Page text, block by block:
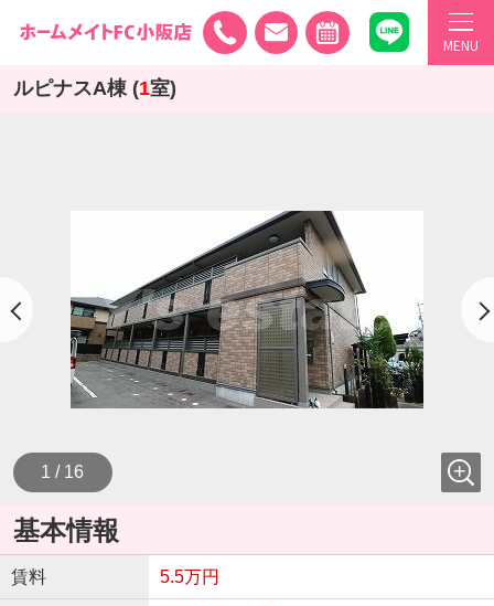
MENU
ルピナスA棟 (1室)
1 / 16
基本情報
賃料 5.5万円